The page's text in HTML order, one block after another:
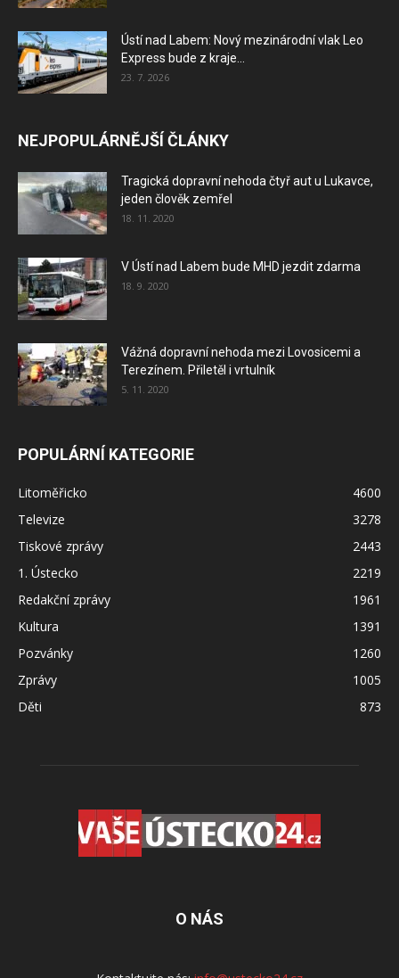
Ústí nad Labem: Nový mezinárodní vlak Leo
Express bude z kraje...
23. 7. 2026
NEJPOPULÁRNĚJŠÍ ČLÁNKY
Tragická dopravní nehoda čtyř aut u Lukavce,
jeden člověk zemřel
18. 11. 2020
V Ústí nad Labem bude MHD jezdit zdarma
18. 9. 2020
Vážná dopravní nehoda mezi Lovosicemi a
Terezínem. Přiletěl i vrtulník
5. 11. 2020
POPULÁRNÍ KATEGORIE
Litoměřicko
4600
Televize
3278
Tiskové zprávy
2443
1. Ústecko
2219
Redakční zprávy
1961
Kultura
1391
Pozvánky
1260
Zprávy
1005
Děti
873
O NÁS